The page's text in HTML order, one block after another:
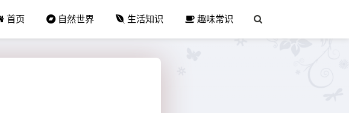
首页 自然世界 生活知识 趣味常识